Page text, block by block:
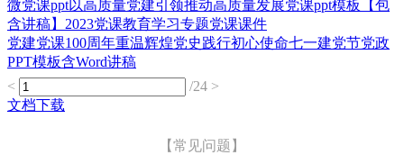
微党课ppt以高质量党建引领推动高质量发展党课ppt模板【包
含讲稿】2023党课教育学习专题党课课件
党建党课100周年重温辉煌党史践行初心使命七一建党节党政
PPT模板含Word讲稿
<
/24 >
文档下载
【常见问题】